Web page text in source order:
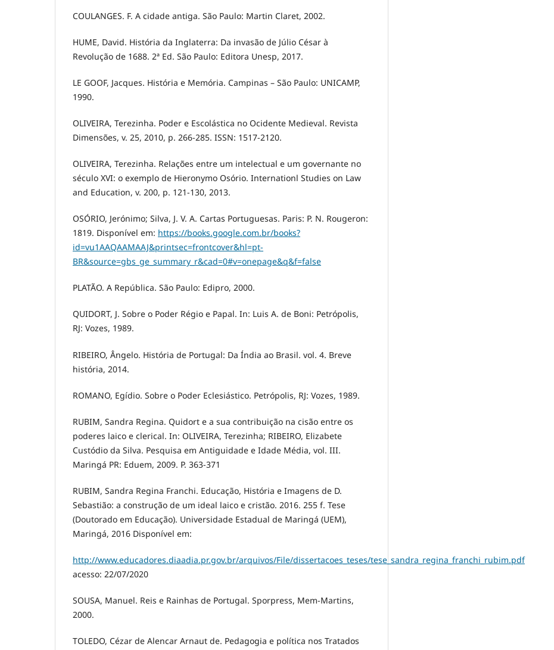
COULANGES. F. A cidade antiga. São Paulo: Martin Claret, 2002.
HUME, David. História da Inglaterra: Da invasão de Júlio César à
Revolução de 1688. 2ª Ed. São Paulo: Editora Unesp, 2017.
LE GOOF, Jacques. História e Memória. Campinas – São Paulo: UNICAMP,
1990.
OLIVEIRA, Terezinha. Poder e Escolástica no Ocidente Medieval. Revista
Dimensões, v. 25, 2010, p. 266-285. ISSN: 1517-2120.
OLIVEIRA, Terezinha. Relações entre um intelectual e um governante no
século XVI: o exemplo de Hieronymo Osório. Internationl Studies on Law
and Education, v. 200, p. 121-130, 2013.
OSÓRIO, Jerónimo; Silva, J. V. A. Cartas Portuguesas. Paris: P. N. Rougeron:
1819. Disponível em: https://books.google.com.br/books?
id=vu1AAQAAMAAJ&printsec=frontcover&hl=pt-
BR&source=gbs_ge_summary_r&cad=0#v=onepage&q&f=false
PLATÃO. A República. São Paulo: Edipro, 2000.
QUIDORT, J. Sobre o Poder Régio e Papal. In: Luis A. de Boni: Petrópolis,
RJ: Vozes, 1989.
RIBEIRO, Ângelo. História de Portugal: Da Índia ao Brasil. vol. 4. Breve
história, 2014.
ROMANO, Egídio. Sobre o Poder Eclesiástico. Petrópolis, RJ: Vozes, 1989.
RUBIM, Sandra Regina. Quidort e a sua contribuição na cisão entre os
poderes laico e clerical. In: OLIVEIRA, Terezinha; RIBEIRO, Elizabete
Custódio da Silva. Pesquisa em Antiguidade e Idade Média, vol. III.
Maringá PR: Eduem, 2009. P. 363-371
RUBIM, Sandra Regina Franchi. Educação, História e Imagens de D.
Sebastião: a construção de um ideal laico e cristão. 2016. 255 f. Tese
(Doutorado em Educação). Universidade Estadual de Maringá (UEM),
Maringá, 2016 Disponível em:
http://www.educadores.diaadia.pr.gov.br/arquivos/File/dissertacoes_teses/tese_sandra_regina_franchi_rubim.pdf
acesso: 22/07/2020
SOUSA, Manuel. Reis e Rainhas de Portugal. Sporpress, Mem-Martins,
2000.
TOLEDO, Cézar de Alencar Arnaut de. Pedagogia e política nos Tratados